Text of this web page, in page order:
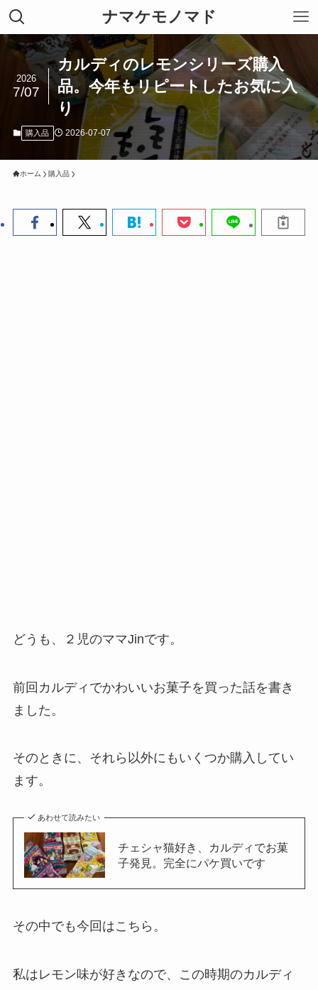
ナマケモノマド
カルディのレモンシリーズ購入
品。今年もリピートしたお気に入
り
2026
7/07
購入品 2026-07-07
ホーム 購入品
どうも、２児のママJinです。
前回カルディでかわいいお菓子を買った話を書き
ました。
そのときに、それら以外にもいくつか購入してい
ます。
あわせて読みたい
チェシャ猫好き、カルディでお菓
子発見。完全にパケ買いです
その中でも今回はこちら。
私はレモン味が好きなので、この時期のカルディ